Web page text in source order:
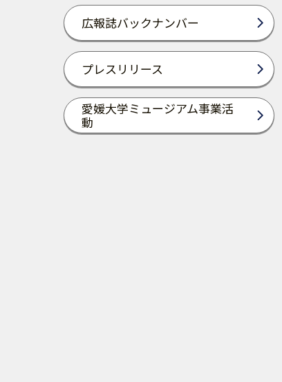
広報誌バックナンバー
プレスリリース
愛媛大学ミュージアム事業活
動